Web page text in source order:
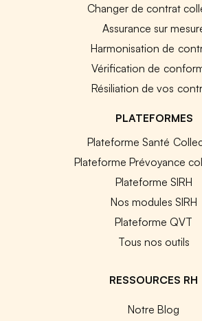
Changer de contrat
Assurance sur
Harmonisation de
Vérification de
Résiliation de vos
PLATEFORMES
Plateforme Santé
Plateforme Prévoyance
Plateforme SIRH
Nos modules SIRH
Plateforme QVT
Tous nos outils
RESSOURCES RH
Notre Blog